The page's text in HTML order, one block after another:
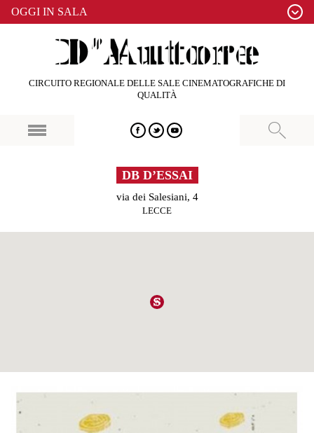
CIRCUITO REGIONALE DELLE SALE CINEMATOGRAFICHE DI
QUALITÀ
OGGI IN SALA
DB D’ESSAI
via dei Salesiani, 4
LECCE